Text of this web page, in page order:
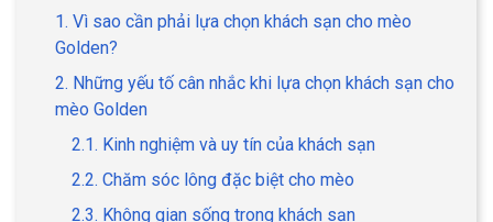
GIỚI THIỆU
1. Vì sao cần phải lựa chọn khách sạn cho mèo
Golden?
2. Những yếu tố cân nhắc khi lựa chọn khách sạn cho
mèo Golden
2.1. Kinh nghiệm và uy tín của khách sạn
2.2. Chăm sóc lông đặc biệt cho mèo
2.3. Không gian sống trong khách sạn